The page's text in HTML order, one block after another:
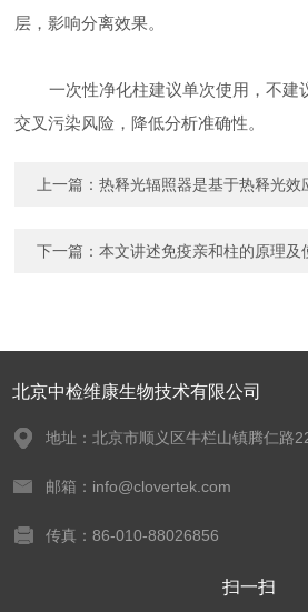
层，影响分离效果。
一次性净化柱建议单次使用，不建
交叉污染风险，降低分析准确性。
上一篇：热释光辐照器是基于热释光效
下一篇：本文讲述免疫亲和柱的原理及
北京中检维康生物技术有限公司
地址：北京市顺义区牛栏山镇腾仁路
邮箱：info@clovertek.com
传真：86-010-88026856
扫一扫